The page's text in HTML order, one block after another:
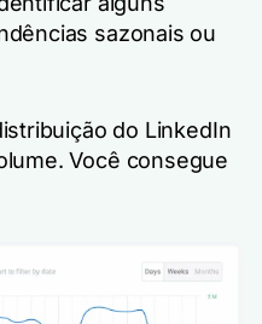
sazonais ou
do LinkedIn
Você consegue